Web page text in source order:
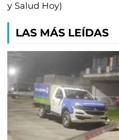
y Salud Hoy)
LAS MÁS LEÍDAS